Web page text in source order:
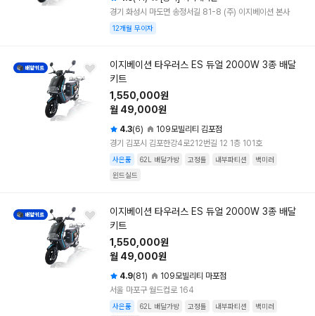
경기 화성시 마도면 송정서길 81-8 (주) 이지베이션 본사
12개월 무이자
이지베이션 타우러스 ES 듀얼 2000W 3종 배달
키트
1,550,000원
월 49,000원
4.3(6)
109모빌리티 김포점
경기 김포시 김포한강4로212번길 12 1층 101호
사은품 62L 배달가방 고정틀 내부파티션
백미러
윈드실드
이지베이션 타우러스 ES 듀얼 2000W 3종 배달
키트
1,550,000원
월 49,000원
4.9(81)
109모빌리티 마포점
서울 마포구 월드컵로 164
사은품 62L 배달가방 고정틀 내부파티션
백미러